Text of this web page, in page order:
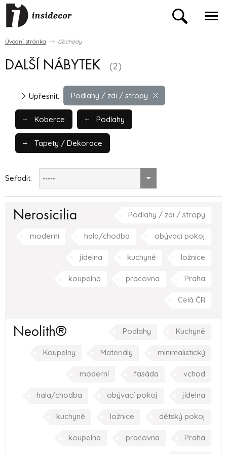
Úvodní stránka Obchody
DALŠÍ NÁBYTEK (2)
Podlahy / zdi / stropy
Upřesnit:
Koberce Podlahy
Tapety / Dekorace
Seřadit: -----
Nerosicilia Podlahy / zdi / stropy
moderní hala/chodba obývací pokoj
jídelna kuchyně ložnice
koupelna pracovna Praha
Celá ČR
Neolith® Podlahy Kuchyně
Koupelny Materiály minimalistický
moderní fasáda vchod
hala/chodba obývací pokoj jídelna
kuchyně ložnice dětský pokoj
koupelna pracovna Praha